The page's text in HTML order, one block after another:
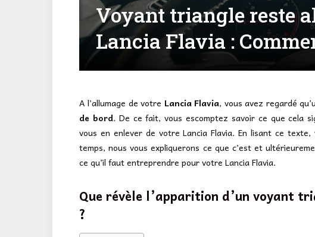
Voyant triangle reste
Lancia Flavia :
A l’allumage de votre Lancia Flavia, vous avez regardé
de bord. De ce fait, vous escomptez savoir ce que cela
vous en enlever de votre Lancia Flavia. En lisant ce
temps, nous vous expliquerons ce que c’est et
ce qu’il faut entreprendre pour votre Lancia Flavia.
Que révèle l’apparition d’un voyant
?